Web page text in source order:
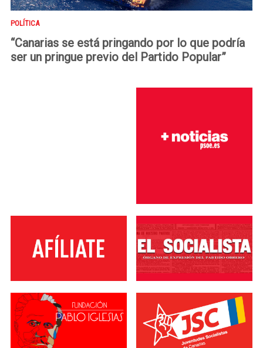
POLÍTICA
“Canarias se está pringando por lo que podría
ser un pringue previo del Partido Popular”